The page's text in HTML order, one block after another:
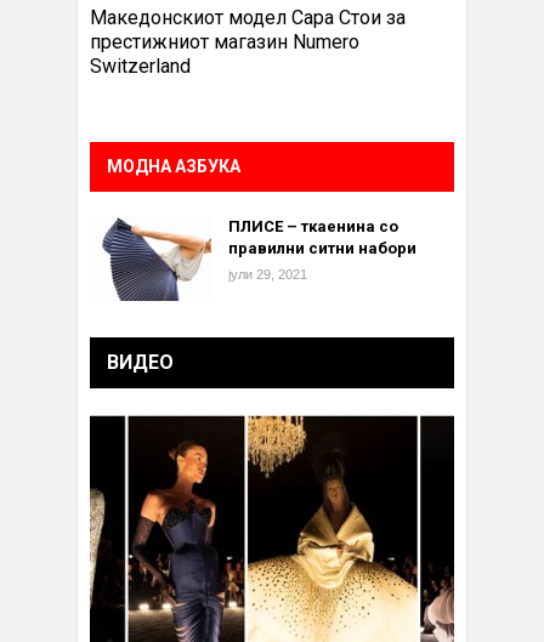
Македонскиот модел Сара Стои за
престижниот магазин Numero
Switzerland
МОДНА АЗБУКА
ПЛИСЕ – ткаенина со
правилни ситни набори
јули 29, 2021
ВИДЕО